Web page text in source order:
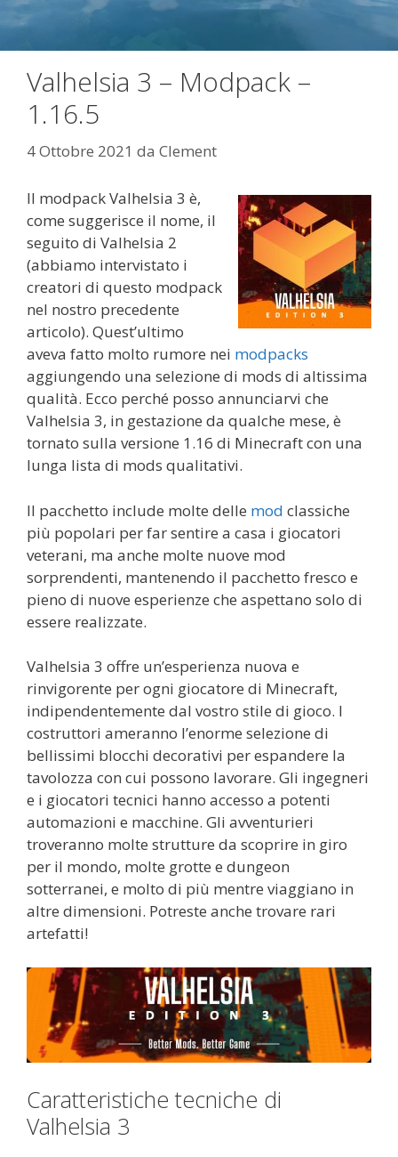
Valhelsia 3 – Modpack –
1.16.5
4 Ottobre 2021 da Clement
Il modpack Valhelsia 3 è,
come suggerisce il nome, il
seguito di Valhelsia 2
(abbiamo intervistato i
creatori di questo modpack
nel nostro precedente
articolo). Quest’ultimo
aveva fatto molto rumore nei modpacks
aggiungendo una selezione di mods di altissima
qualità. Ecco perché posso annunciarvi che
Valhelsia 3, in gestazione da qualche mese, è
tornato sulla versione 1.16 di Minecraft con una
lunga lista di mods qualitativi.
Il pacchetto include molte delle mod classiche
più popolari per far sentire a casa i giocatori
veterani, ma anche molte nuove mod
sorprendenti, mantenendo il pacchetto fresco e
pieno di nuove esperienze che aspettano solo di
essere realizzate.
Valhelsia 3 offre un’esperienza nuova e
rinvigorente per ogni giocatore di Minecraft,
indipendentemente dal vostro stile di gioco. I
costruttori ameranno l’enorme selezione di
bellissimi blocchi decorativi per espandere la
tavolozza con cui possono lavorare. Gli ingegneri
e i giocatori tecnici hanno accesso a potenti
automazioni e macchine. Gli avventurieri
troveranno molte strutture da scoprire in giro
per il mondo, molte grotte e dungeon
sotterranei, e molto di più mentre viaggiano in
altre dimensioni. Potreste anche trovare rari
artefatti!
Caratteristiche tecniche di
Valhelsia 3